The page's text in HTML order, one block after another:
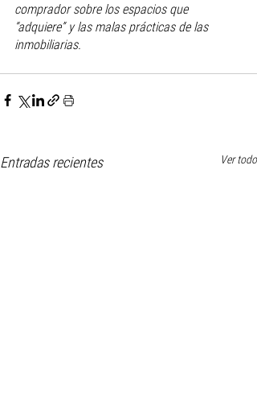
comprador sobre los espacios que
“adquiere” y las malas prácticas de las
inmobiliarias.
Entradas recientes Ver todo